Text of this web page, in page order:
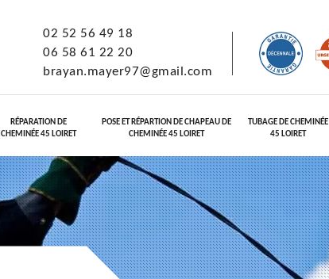
02 52 56 49 18
06 58 61 22 20
brayan.mayer97@gmail.com
RÉPARATION DE
CHEMINÉE 45 LOIRET
POSE ET RÉPARTION DE CHAPEAU DE
CHEMINÉE 45 LOIRET
TUBAGE DE CHEMINÉE
45 LOIRET